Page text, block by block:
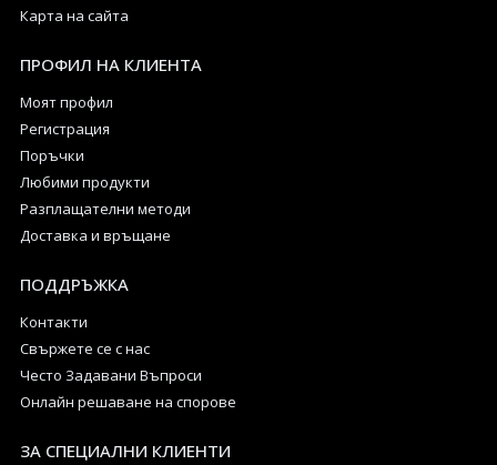
Карта на сайта
ПРОФИЛ НА КЛИЕНТА
Моят профил
Регистрация
Поръчки
Любими продукти
Разплащателни методи
Доставка и връщане
ПОДДРЪЖКА
Контакти
Свържете се с нас
Често Задавани Въпроси
Онлайн решаване на спорове
ЗА СПЕЦИАЛНИ КЛИЕНТИ